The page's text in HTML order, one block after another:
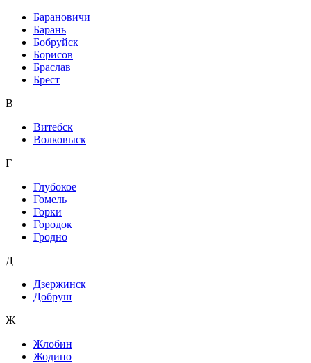
Барановичи
Барань
Бобруйск
Борисов
Браслав
Брест
В
Витебск
Волковыск
Г
Глубокое
Гомель
Горки
Городок
Гродно
Д
Дзержинск
Добруш
Ж
Жлобин
Жодино